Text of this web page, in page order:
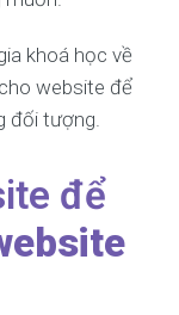
khoá học về
website để
đối tượng.
để